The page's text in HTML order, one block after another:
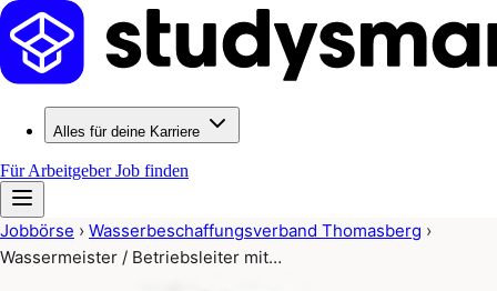
Alles für deine Karriere
Für ArbeitgeberJob finden
Jobbörse › Wasserbeschaffungsverband Thomasberg ›
Wassermeister / Betriebsleiter mit…